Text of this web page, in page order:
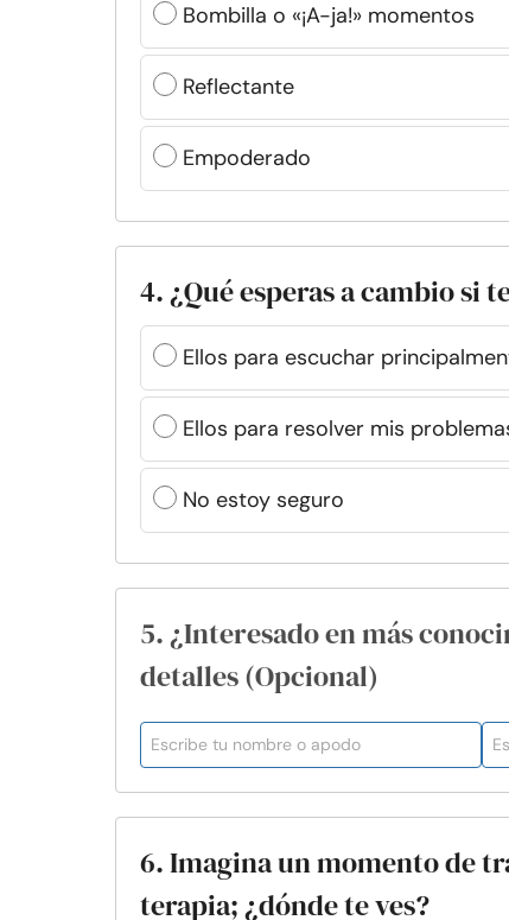
Bombilla o «¡A-ja!» momentos
Reflectante
Empoderado
4. ¿Qué esperas a cambio si
Ellos para escuchar
Ellos para resolver mis
No estoy seguro
5. ¿Interesado en más
detalles (Opcional)
6. Imagina un momento de
terapia; ¿dónde te ves?